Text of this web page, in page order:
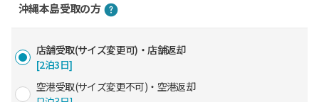
沖縄本島受取の方
店舗受取(サイズ変更可)・店舗返却
[2泊3日]
空港受取(サイズ変更不可)・空港返却